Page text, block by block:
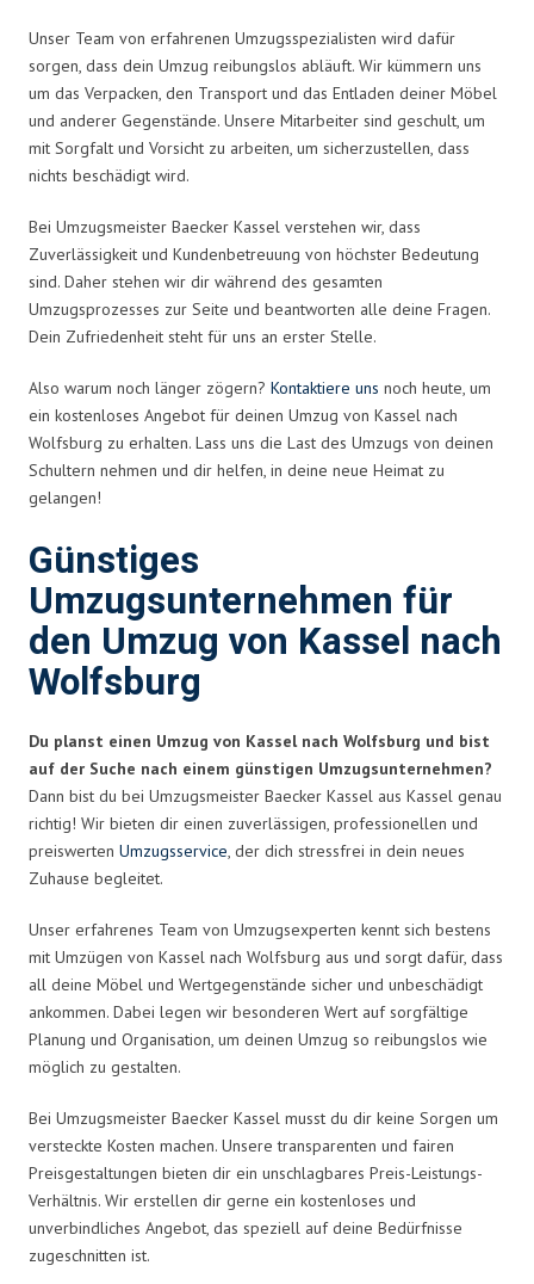
Unser Team von erfahrenen Umzugsspezialisten wird dafür
sorgen, dass dein Umzug reibungslos abläuft. Wir kümmern uns
um das Verpacken, den Transport und das Entladen deiner Möbel
und anderer Gegenstände. Unsere Mitarbeiter sind geschult, um
mit Sorgfalt und Vorsicht zu arbeiten, um sicherzustellen, dass
nichts beschädigt wird.
Bei Umzugsmeister Baecker Kassel verstehen wir, dass
Zuverlässigkeit und Kundenbetreuung von höchster Bedeutung
sind. Daher stehen wir dir während des gesamten
Umzugsprozesses zur Seite und beantworten alle deine Fragen.
Dein Zufriedenheit steht für uns an erster Stelle.
Also warum noch länger zögern? Kontaktiere uns noch heute, um
ein kostenloses Angebot für deinen Umzug von Kassel nach
Wolfsburg zu erhalten. Lass uns die Last des Umzugs von deinen
Schultern nehmen und dir helfen, in deine neue Heimat zu
gelangen!
Günstiges
Umzugsunternehmen für
den Umzug von Kassel nach
Wolfsburg
Du planst einen Umzug von Kassel nach Wolfsburg und bist
auf der Suche nach einem günstigen Umzugsunternehmen?
Dann bist du bei Umzugsmeister Baecker Kassel aus Kassel genau
richtig! Wir bieten dir einen zuverlässigen, professionellen und
preiswerten Umzugsservice, der dich stressfrei in dein neues
Zuhause begleitet.
Unser erfahrenes Team von Umzugsexperten kennt sich bestens
mit Umzügen von Kassel nach Wolfsburg aus und sorgt dafür, dass
all deine Möbel und Wertgegenstände sicher und unbeschädigt
ankommen. Dabei legen wir besonderen Wert auf sorgfältige
Planung und Organisation, um deinen Umzug so reibungslos wie
möglich zu gestalten.
Bei Umzugsmeister Baecker Kassel musst du dir keine Sorgen um
versteckte Kosten machen. Unsere transparenten und fairen
Preisgestaltungen bieten dir ein unschlagbares Preis-Leistungs-
Verhältnis. Wir erstellen dir gerne ein kostenloses und
unverbindliches Angebot, das speziell auf deine Bedürfnisse
zugeschnitten ist.